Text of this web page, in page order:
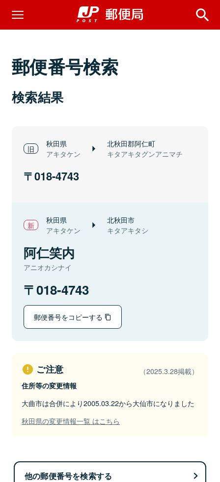
郵便番号検索
検索結果
秋田県
アキタケン
北秋田郡阿仁町
キタアキタグンアニマチ
018-4743
秋田県
アキタケン
北秋田市
キタアキタシ
阿仁笑内
アニオカシナイ
018-4743
郵便番号をコピーする
ご注意 （2025.3.28掲載）
住所等の変更情報
大曲市は合併により2005.03.22から大仙市になりました
秋田県の変更情報一覧 はこちら
他の郵便番号を検索する